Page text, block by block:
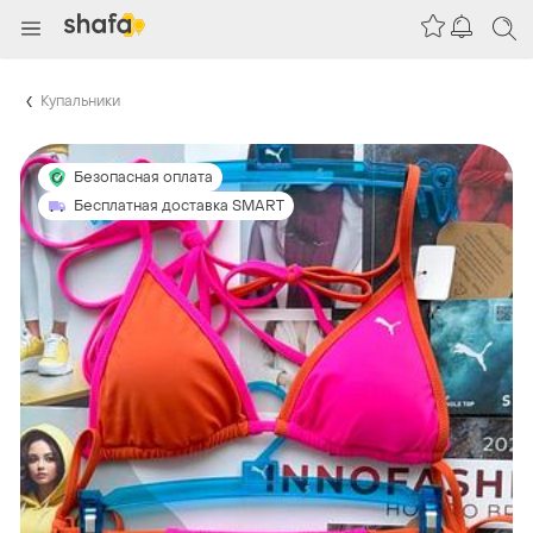
Купальники
Безопасная оплата
Бесплатная доставка SMART